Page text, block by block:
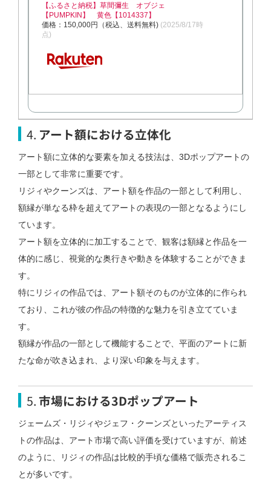
【ふるさと納税】草間彌生 オブジェ
【PUMPKIN】 黄色【1014337】
価格：150,000円（税込、送料無料) (2025/8/17時
点)
4. アート額における立体化
アート額に立体的な要素を加える技法は、3Dポップアートの
一部として非常に重要です。
リジィやクーンズは、アート額を作品の一部として利用し、
額縁が単なる枠を超えてアートの表現の一部となるようにし
ています。
アート額を立体的に加工することで、観客は額縁と作品を一
体的に感じ、視覚的な奥行きや動きを体験することができま
す。
特にリジィの作品では、アート額そのものが立体的に作られ
ており、これが彼の作品の特徴的な魅力を引き立てていま
す。
額縁が作品の一部として機能することで、平面のアートに新
たな命が吹き込まれ、より深い印象を与えます。
5.市場における3Dポップアート
ジェームズ・リジィやジェフ・クーンズといったアーティス
トの作品は、アート市場で高い評価を受けていますが、前述
のように、リジィの作品は比較的手頃な価格で販売されるこ
とが多いです。